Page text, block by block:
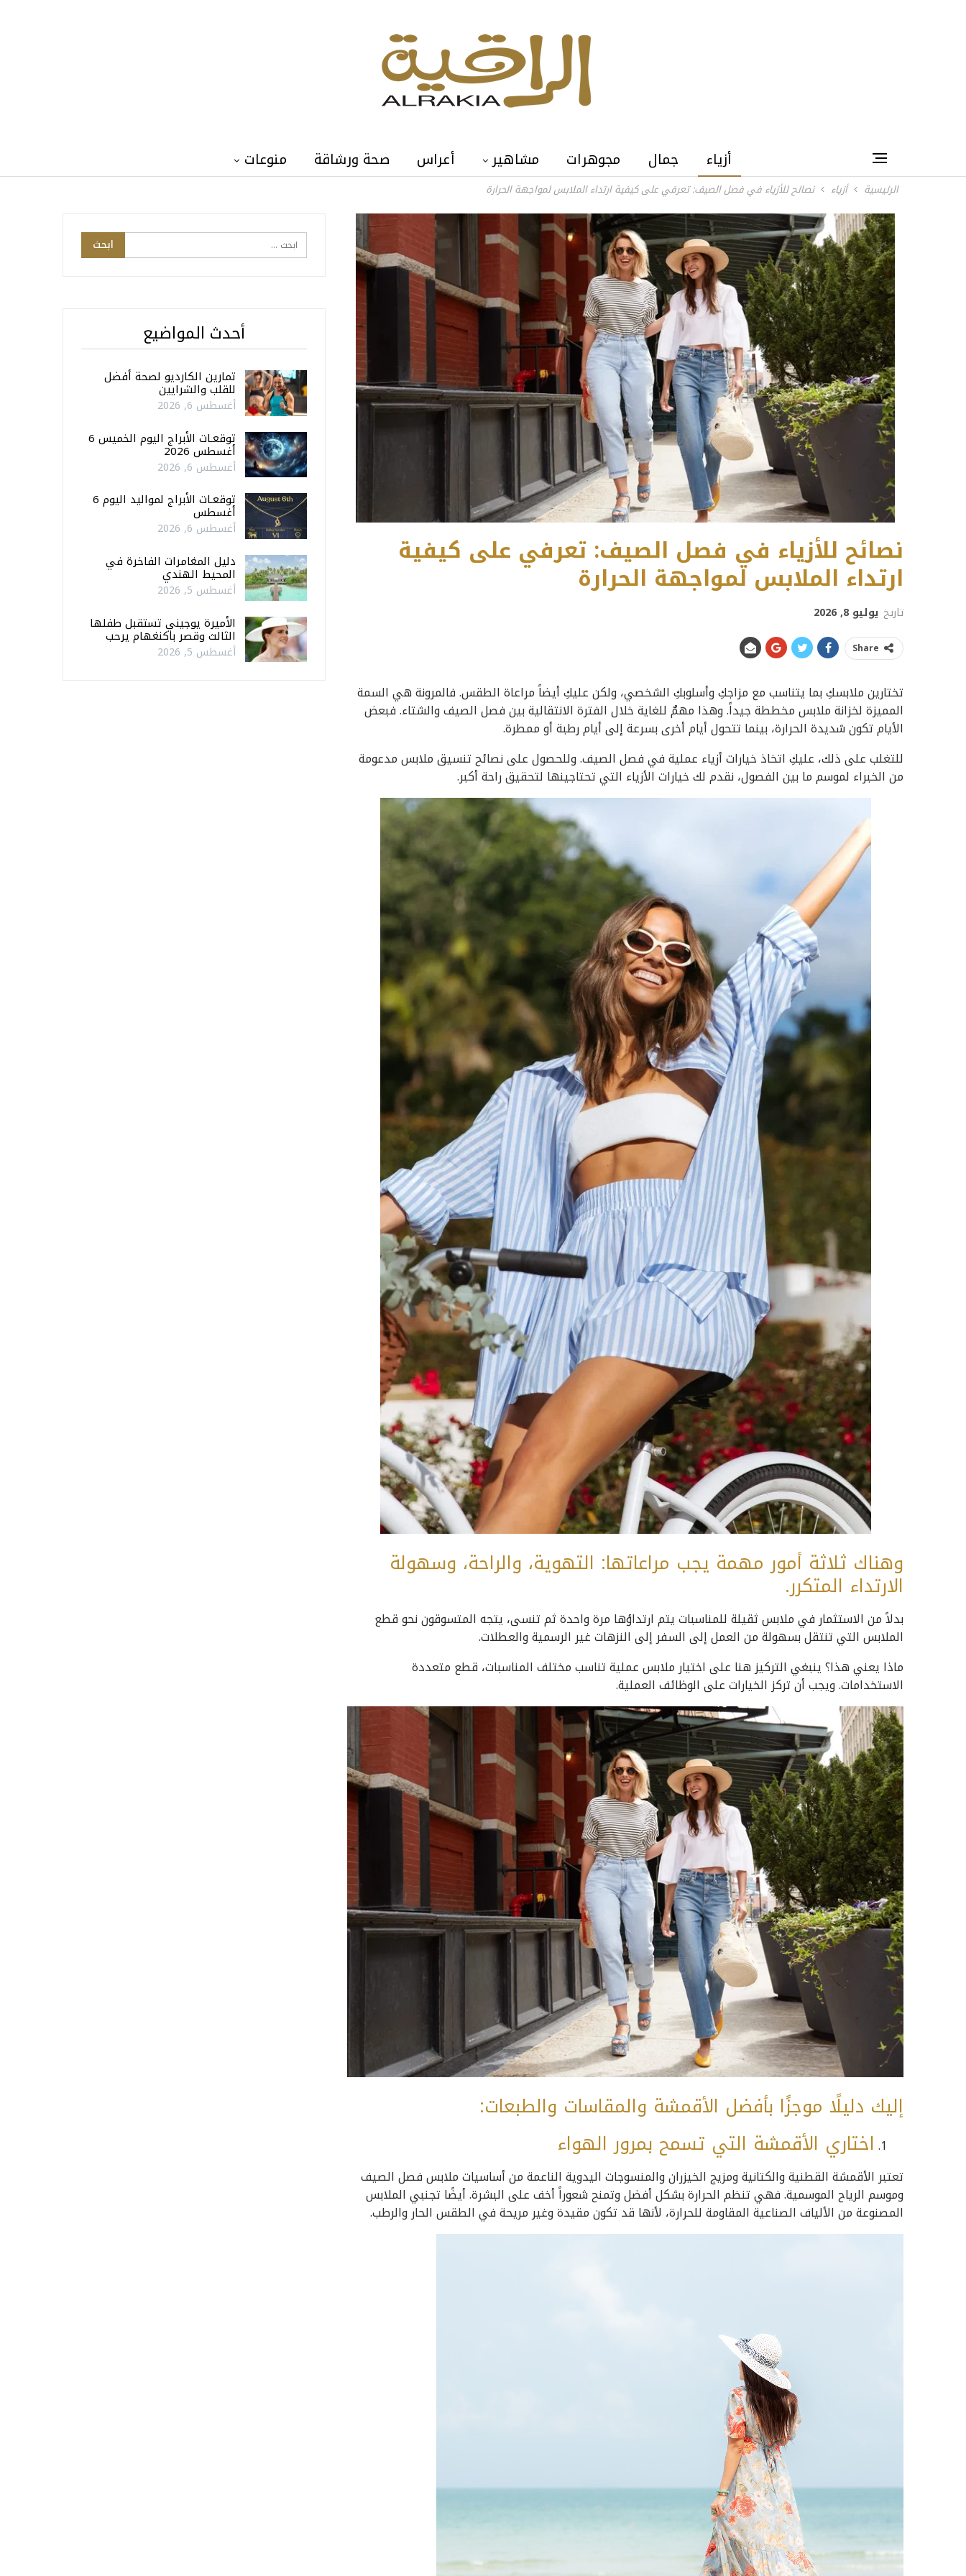
أزياء جمال مجوهرات مشاهير أعراس صحة ورشاقة منوعات
الرئيسية أزياء نصائح للأزياء في فصل الصيف: تعرفي على كيفية ارتداء الملابس لمواجهة الحرارة
نصائح للأزياء في فصل الصيف: تعرفي على كيفية
ارتداء الملابس لمواجهة الحرارة
تاريخ يوليو 8, 2026
Share
تختارين ملابسكِ بما يتناسب مع مزاجكِ وأسلوبكِ الشخصي، ولكن عليكِ أيضاً مراعاة الطقس. فالمرونة هي السمة
المميزة لخزانة ملابس مخططة جيداً. وهذا مهمٌ للغاية خلال الفترة الانتقالية بين فصل الصيف والشتاء. فبعض
الأيام تكون شديدة الحرارة، بينما تتحول أيام أخرى بسرعة إلى أيام رطبة أو ممطرة.
للتغلب على ذلك، عليكِ اتخاذ خيارات أزياء عملية في فصل الصيف. وللحصول على نصائح تنسيق ملابس مدعومة
من الخبراء لموسم ما بين الفصول، نقدم لك خيارات الأزياء التي تحتاجينها لتحقيق راحة أكبر.
وهناك ثلاثة أمور مهمة يجب مراعاتها: التهوية، والراحة، وسهولة
الارتداء المتكرر.
بدلاً من الاستثمار في ملابس ثقيلة للمناسبات يتم ارتداؤها مرة واحدة ثم تنسى، يتجه المتسوقون نحو قطع
الملابس التي تنتقل بسهولة من العمل إلى السفر إلى النزهات غير الرسمية والعطلات.
ماذا يعني هذا؟ ينبغي التركيز هنا على اختيار ملابس عملية تناسب مختلف المناسبات، قطع متعددة
الاستخدامات. ويجب أن تركز الخيارات على الوظائف العملية.
إليك دليلًا موجزًا بأفضل الأقمشة والمقاسات والطبعات:
اختاري الأقمشة التي تسمح بمرور الهواء
تعتبر الأقمشة القطنية والكتانية ومزيج الخيزران والمنسوجات اليدوية الناعمة من أساسيات ملابس فصل الصيف
وموسم الرياح الموسمية. فهي تنظم الحرارة بشكل أفضل وتمنح شعوراً أخف على البشرة. أيضًا تجنبي الملابس
المصنوعة من الألياف الصناعية المقاومة للحرارة، لأنها قد تكون مقيدة وغير مريحة في الطقس الحار والرطب.
أحدث المواضيع
تمارين الكارديو لصحة أفضل
للقلب والشرايين
أغسطس 6, 2026
توقعـات الأبراج اليوم الخميس 6
أغسطس 2026
أغسطس 6, 2026
توقعـات الأبراج لمواليد اليوم 6
أغسطس
أغسطس 6, 2026
دليل المغامرات الفاخرة في
المحيط الهندي
أغسطس 5, 2026
الأميرة يوجيني تستقبل طفلها
الثالث وقصر باكنغهام يرحب
أغسطس 5, 2026